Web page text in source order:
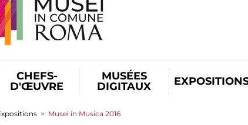
CHEFS-
D'ŒUVRE
MUSÉES
DIGITAUX
> Musei in Musica 2016